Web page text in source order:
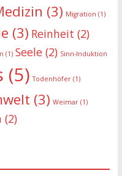
(3) Migration (1)
(3) Reinheit (2)
(1) Seele(2) Sinn-Induktion
(5) Todenhöfer(1)
(3) Weimar(1)
(2)